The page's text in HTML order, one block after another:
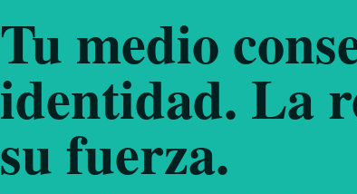
Tu medio
identidad. La
su fuerza.